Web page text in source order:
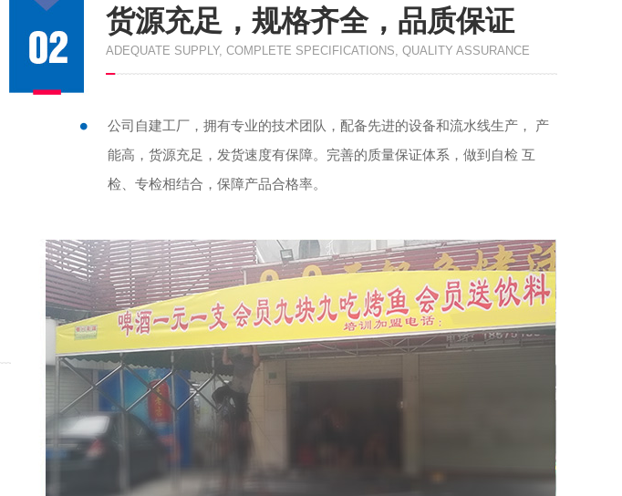
货源充足，规格齐全，品质保证
ADEQUATE SUPPLY, COMPLETE SPECIFICATIONS, QUALITY ASSURANCE
公司自建工厂，拥有专业的技术团队，配备先进的设备和流水线生产， 产
能高，货源充足，发货速度有保障。完善的质量保证体系，做到自检 互
检、专检相结合，保障产品合格率。